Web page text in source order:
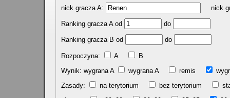
nick gracza A:
nick
Ranking gracza A od do
Ranking gracza B od do
Rozpoczyna: A
B
Wynik: wygrana A
wygrana A remis
Zasady:
na terytorium bez terytorium